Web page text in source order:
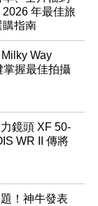
年最佳旅
購指南
Way
掌握最佳拍攝
鏡頭 XF 50-
WR II 傳將
！神牛發表